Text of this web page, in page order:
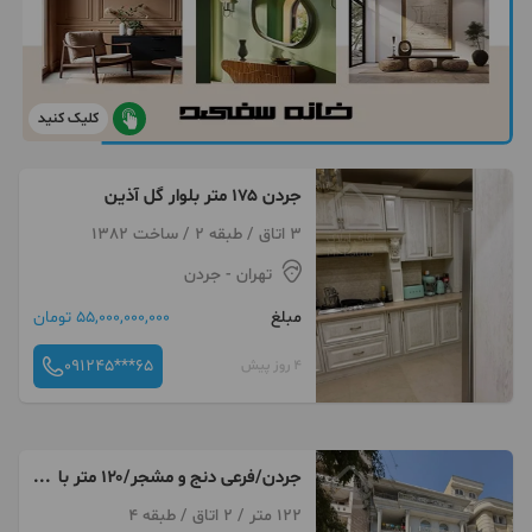
کلیک کنید
جردن ۱۷۵ متر بلوار گل آذین
3 اتاق / طبقه 2 / ساخت 1382
تهران - جردن
مبلغ
55,000,000,000 تومان
4 روز پیش 091245***65
جردن/فرعی دنج و مشجر/۱۲۰ متر با
پلانی استثنایی
122 متر / 2 اتاق / طبقه 4